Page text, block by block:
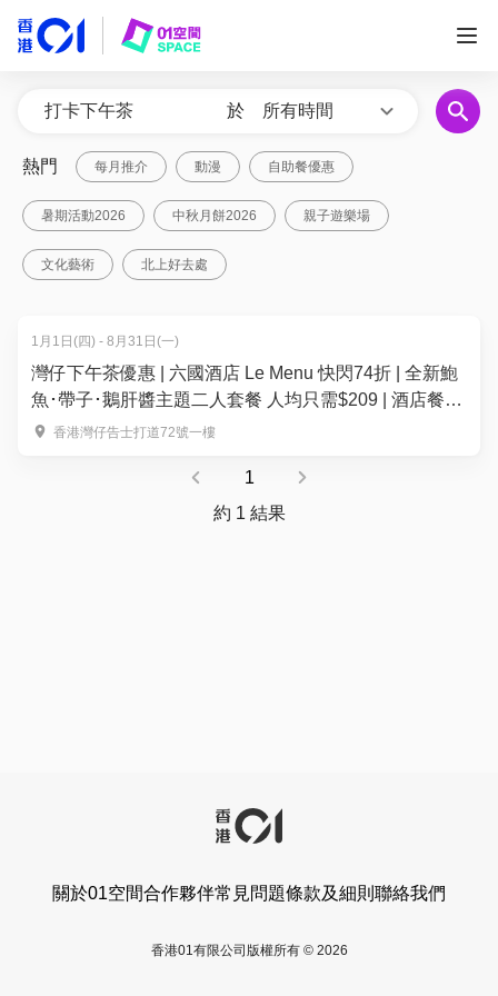
於 所有時間
熱門 每月推介 動漫 自助餐優惠
暑期活動2026 中秋月餅2026 親子遊樂場
文化藝術 北上好去處
1月1日(四) - 8月31日(一)
灣仔下午茶優惠 | 六國酒店 Le Menu 快閃74折 | 全新鮑
魚･帶子･鵝肝醬主題二人套餐 人均只需$209 | 酒店餐飲
優惠2026
香港灣仔告士打道72號一樓
1
約 1 結果
關於01空間合作夥伴常見問題條款及細則 聯絡我們
香港01有限公司版權所有 © 2026